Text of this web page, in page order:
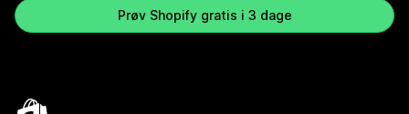
Prøv Shopify gratis i 3 dage